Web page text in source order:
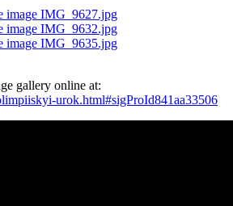
gallery online at:
urok.html#sigProId841aa33506